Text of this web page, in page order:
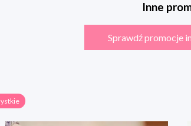
Inne
Sprawdź promocje